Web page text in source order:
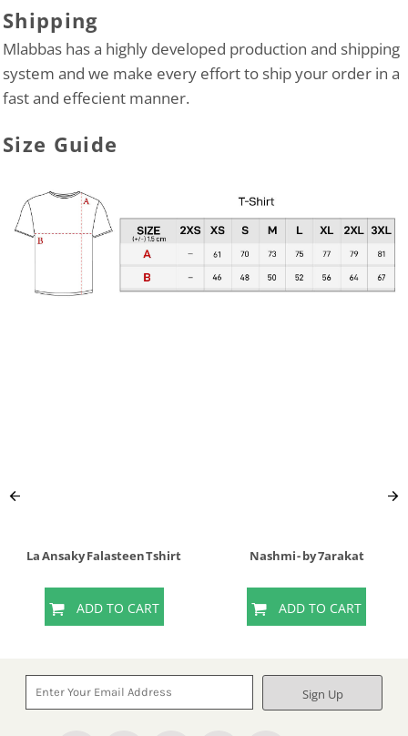
Shipping
Mlabbas has a highly developed production and shipping
system and we make every effort to ship your order in a
fast and effecient manner.
Size Guide
La Ansaky Falasteen Tshirt
ADD TO CART
Nashmi - by 7arakat
ADD TO CART
Sign Up